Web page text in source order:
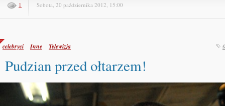
1 Sobota, 20 października 2012, 15:00
celebryci Inne Telewizja
Pudzian przed ołtarzem!